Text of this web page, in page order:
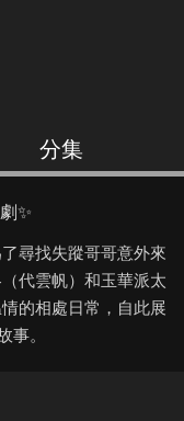
分集
✨
尋找失蹤哥哥意外來
代雲帆）和玉華派太
的相處日常，自此展
事。